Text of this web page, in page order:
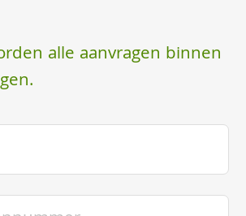
alle aanvragen binnen